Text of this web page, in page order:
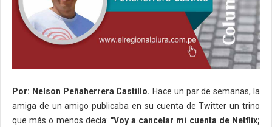
Por: Nelson Peñaherrera Castillo.Hace un par de semanas, la
amiga de un amigo publicaba en su cuenta de Twitter un trino
que más o menos decía: "Voy a cancelar mi cuenta de Netflix;